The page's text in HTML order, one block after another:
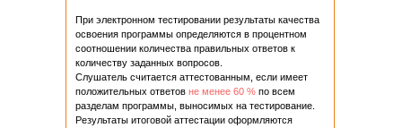
При электронном тестировании результаты качества
освоения программы определяются в процентном
соотношении количества правильных ответов к
количеству заданных вопросов.
Слушатель считается аттестованным, если имеет
положительных ответов не менее 60 % по всем
разделам программы, выносимых на тестирование.
Результаты итоговой аттестации оформляются